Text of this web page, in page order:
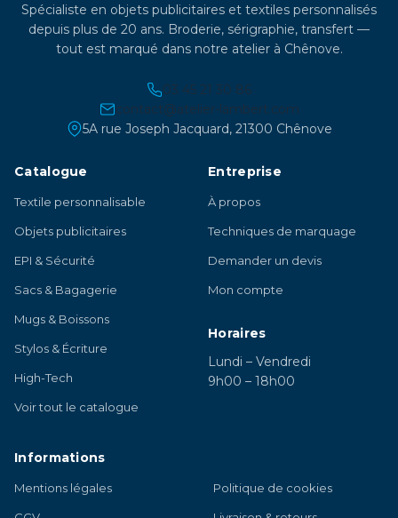
Spécialiste en objets publicitaires et textiles personnalisés
depuis plus de 20 ans. Broderie, sérigraphie, transfert —
tout est marqué dans notre atelier à Chênove.
03 45 21 30 86
contact@atelier-lambert.com
5A rue Joseph Jacquard, 21300 Chênove
Catalogue
Textile personnalisable
Objets publicitaires
EPI & Sécurité
Sacs & Bagagerie
Mugs & Boissons
Stylos & Écriture
High-Tech
Voir tout le catalogue
Entreprise
À propos
Techniques de marquage
Demander un devis
Mon compte
Horaires
Lundi – Vendredi
9h00 – 18h00
Informations
Mentions légales Politique de cookies